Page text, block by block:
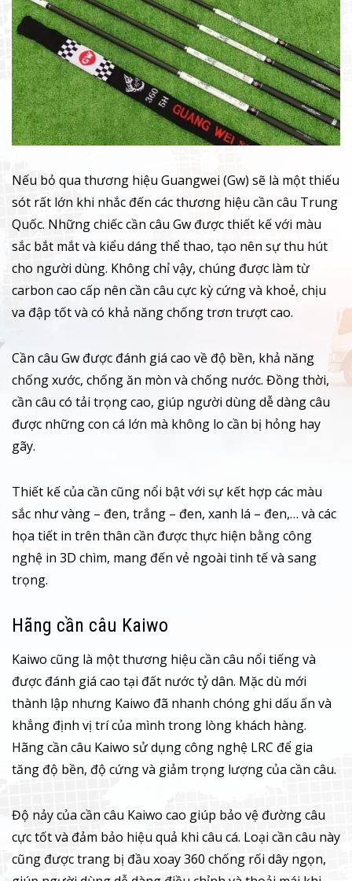
Nếu bỏ qua thương hiệu Guangwei (Gw) sẽ là một thiếu
sót rất lớn khi nhắc đến các thương hiệu cần câu Trung
Quốc. Những chiếc cần câu Gw được thiết kế với màu
sắc bắt mắt và kiểu dáng thể thao, tạo nên sự thu hút
cho người dùng. Không chỉ vậy, chúng được làm từ
carbon cao cấp nên cần câu cực kỳ cứng và khoẻ, chịu
va đập tốt và có khả năng chống trơn trượt cao.
Cần câu Gw được đánh giá cao về độ bền, khả năng
chống xước, chống ăn mòn và chống nước. Đồng thời,
cần câu có tải trọng cao, giúp người dùng dễ dàng câu
được những con cá lớn mà không lo cần bị hỏng hay
gãy.
Thiết kế của cần cũng nổi bật với sự kết hợp các màu
sắc như vàng – đen, trắng – đen, xanh lá – đen,… và các
họa tiết in trên thân cần được thực hiện bằng công
nghệ in 3D chìm, mang đến vẻ ngoài tinh tế và sang
trọng.
Hãng cần câu Kaiwo
Kaiwo cũng là một thương hiệu cần câu nổi tiếng và
được đánh giá cao tại đất nước tỷ dân. Mặc dù mới
thành lập nhưng Kaiwo đã nhanh chóng ghi dấu ấn và
khẳng định vị trí của mình trong lòng khách hàng.
Hãng cần câu Kaiwo sử dụng công nghệ LRC để gia
tăng độ bền, độ cứng và giảm trọng lượng của cần câu.
Độ nảy của cần câu Kaiwo cao giúp bảo vệ đường câu
cực tốt và đảm bảo hiệu quả khi câu cá. Loại cần câu này
cũng được trang bị đầu xoay 360 chống rối dây ngọn,